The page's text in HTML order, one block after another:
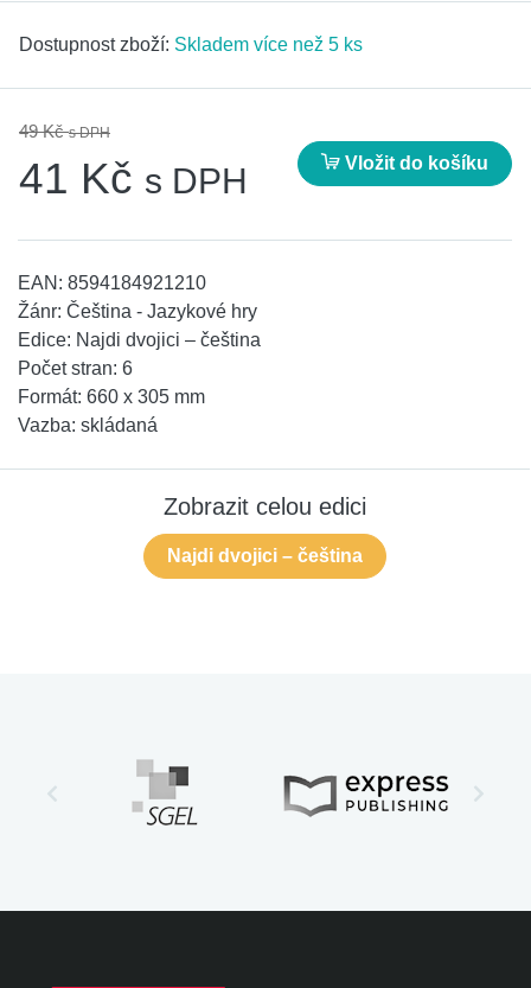
Dostupnost zboží: Skladem více než 5 ks
49 Kčs DPH
41 Kč s DPH Vložit do košíku
EAN: 8594184921210
Žánr: Čeština - Jazykové hry
Edice: Najdi dvojici – čeština
Počet stran: 6
Formát: 660 x 305 mm
Vazba: skládaná
Zobrazit celou edici
Najdi dvojici – čeština